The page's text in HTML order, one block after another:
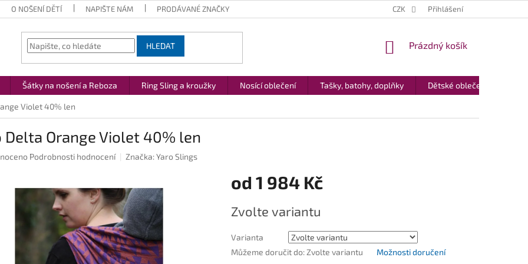
O NOŠENÍ DĚTÍ NAPIŠTE NÁM PRODÁVANÉ ZNAČKY CZK Přihlášení
HLEDAT
NÁKUPNÍ
Prázdný košík
Šátky na nošení a Reboza Ring Sling a kroužky Nosící oblečení Tašky, batohy, doplňky Dětské oblečení
Violet 40% len
Delta Orange Violet 40% len
Podrobnosti hodnocení Značka:Yaro Slings
od 1 984 Kč
cena:
Zvolte variantu
Varianta
Můžeme doručit do: Zvolte variantu Možnosti doručení